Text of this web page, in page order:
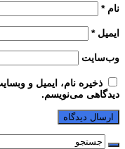
نام*
ایمیل*
وب‌سایت
ذخیره نام، ایمیل و
دیدگاهی می‌نویسم.